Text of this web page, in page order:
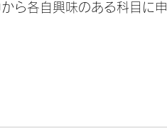
ら各自興味のある科目に申